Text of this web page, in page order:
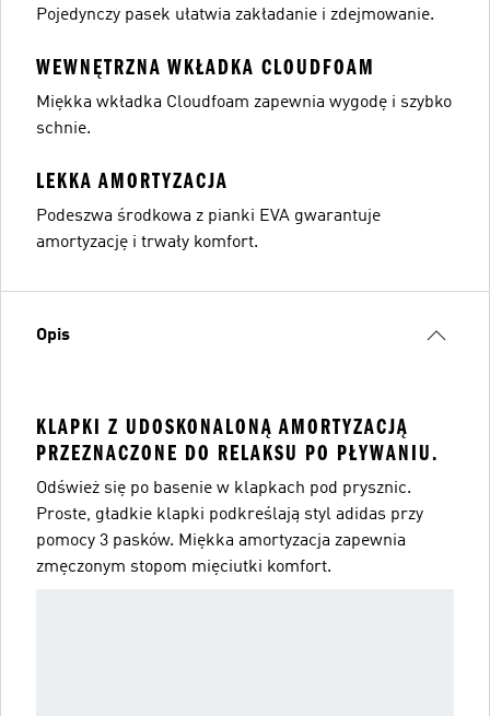
Pojedynczy pasek ułatwia zakładanie i zdejmowanie.
WEWNĘTRZNA WKŁADKA CLOUDFOAM
Miękka wkładka Cloudfoam zapewnia wygodę i szybko
schnie.
LEKKA AMORTYZACJA
Podeszwa środkowa z pianki EVA gwarantuje
amortyzację i trwały komfort.
Opis
KLAPKI Z UDOSKONALONĄ AMORTYZACJĄ
PRZEZNACZONE DO RELAKSU PO PŁYWANIU.
Odśwież się po basenie w klapkach pod prysznic.
Proste, gładkie klapki podkreślają styl adidas przy
pomocy 3 pasków. Miękka amortyzacja zapewnia
zmęczonym stopom mięciutki komfort.